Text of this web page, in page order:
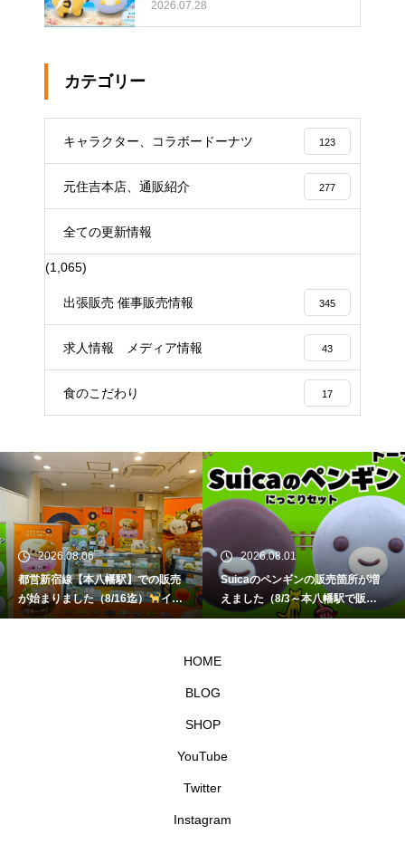
が元住吉に登場
2026.07.28
カテゴリー
キャラクター、コラボードーナツ 123
元住吉本店、通販紹介 277
全ての更新情報
(1,065)
出張販売 催事販売情報 345
求人情報 メディア情報 43
食のこだわり 17
2026.08.06
都営新宿線【本八幡駅】での販売
が始まりました（8/16迄）
イク
ミママのどうぶつドーナツ
2026.08.01
Suicaのペンギンの販売箇所が増
えました（8/3～本八幡駅で販
売）
イクミママのどうぶつドー
HOME
BLOG
SHOP
YouTube
Twitter
Instagram